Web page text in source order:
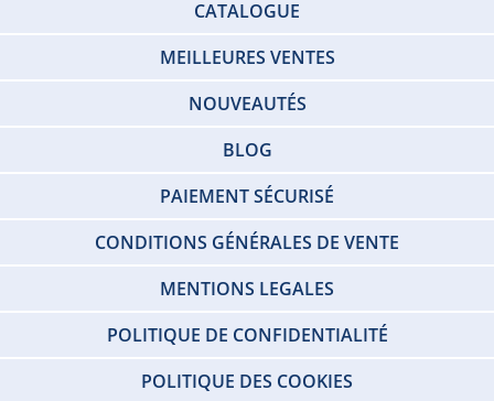
CATALOGUE
MEILLEURES VENTES
NOUVEAUTÉS
BLOG
PAIEMENT SÉCURISÉ
CONDITIONS GÉNÉRALES DE VENTE
MENTIONS LEGALES
POLITIQUE DE CONFIDENTIALITÉ
POLITIQUE DES COOKIES